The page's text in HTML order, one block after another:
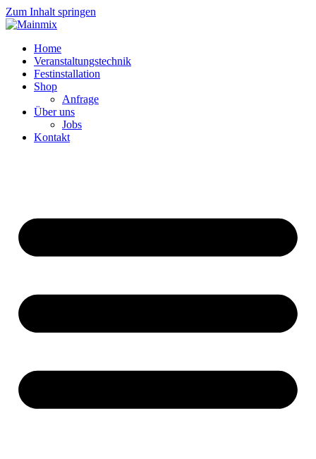
Zum Inhalt springen
Home
Veranstaltungstechnik
Festinstallation
Shop
Anfrage
Über uns
Jobs
Kontakt